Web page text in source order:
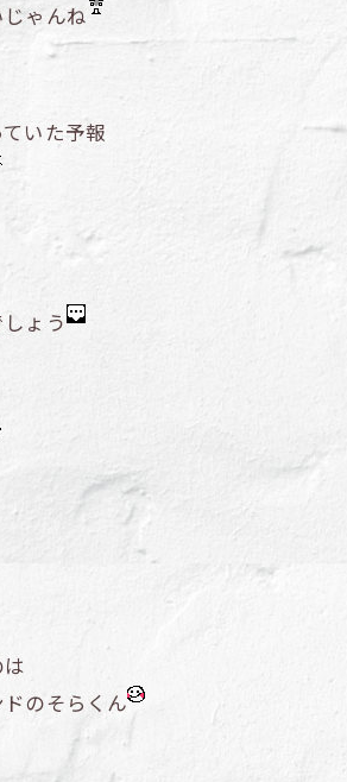
ゃんね
いた予報
ょう
のそらくん